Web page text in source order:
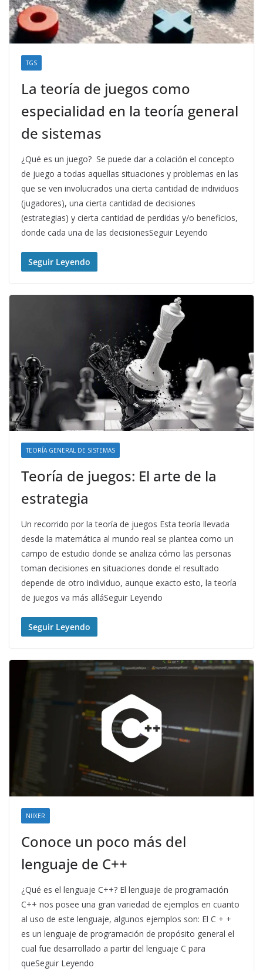
TGS
La teoría de juegos como
especialidad en la teoría general
de sistemas
¿Qué es un juego? Se puede dar a colación el concepto
de juego a todas aquellas situaciones y problemas en las
que se ven involucrados una cierta cantidad de individuos
(jugadores), una cierta cantidad de decisiones
(estrategias) y cierta cantidad de perdidas y/o beneficios,
donde cada una de las decisionesSeguir Leyendo
Seguir Leyendo
TEORÍA GENERAL DE SISTEMAS
Teoría de juegos: El arte de la
estrategia
Un recorrido por la teoría de juegos Esta teoría llevada
desde la matemática al mundo real se plantea como un
campo de estudio donde se analiza cómo las personas
toman decisiones en situaciones donde el resultado
depende de otro individuo, aunque exacto esto, la teoría
de juegos va más alláSeguir Leyendo
Seguir Leyendo
NIIXER
Conoce un poco más del
lenguaje de C++
¿Qué es el lenguaje C++? El lenguaje de programación
C++ nos posee una gran variedad de ejemplos en cuanto
al uso de este lenguaje, algunos ejemplos son: El C + +
es un lenguaje de programación de propósito general el
cual fue desarrollado a partir del lenguaje C para
queSeguir Leyendo